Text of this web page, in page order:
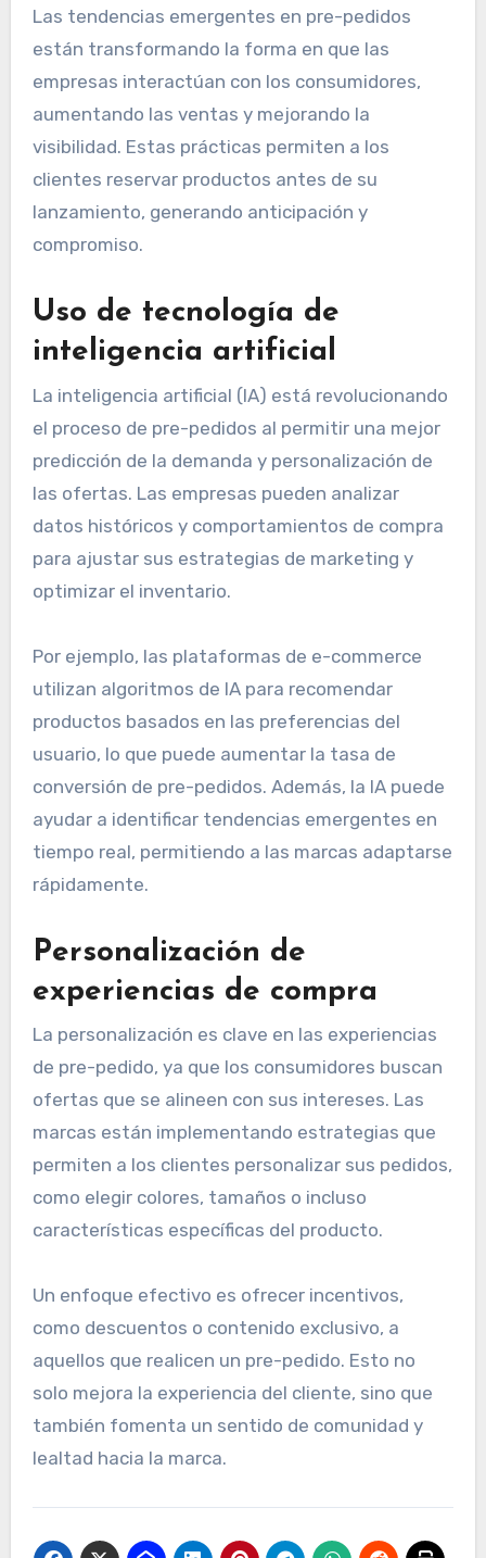
Las tendencias emergentes en pre-pedidos
están transformando la forma en que las
empresas interactúan con los consumidores,
aumentando las ventas y mejorando la
visibilidad. Estas prácticas permiten a los
clientes reservar productos antes de su
lanzamiento, generando anticipación y
compromiso.
Uso de tecnología de
inteligencia artificial
La inteligencia artificial (IA) está revolucionando
el proceso de pre-pedidos al permitir una mejor
predicción de la demanda y personalización de
las ofertas. Las empresas pueden analizar
datos históricos y comportamientos de compra
para ajustar sus estrategias de marketing y
optimizar el inventario.
Por ejemplo, las plataformas de e-commerce
utilizan algoritmos de IA para recomendar
productos basados en las preferencias del
usuario, lo que puede aumentar la tasa de
conversión de pre-pedidos. Además, la IA puede
ayudar a identificar tendencias emergentes en
tiempo real, permitiendo a las marcas adaptarse
rápidamente.
Personalización de
experiencias de compra
La personalización es clave en las experiencias
de pre-pedido, ya que los consumidores buscan
ofertas que se alineen con sus intereses. Las
marcas están implementando estrategias que
permiten a los clientes personalizar sus pedidos,
como elegir colores, tamaños o incluso
características específicas del producto.
Un enfoque efectivo es ofrecer incentivos,
como descuentos o contenido exclusivo, a
aquellos que realicen un pre-pedido. Esto no
solo mejora la experiencia del cliente, sino que
también fomenta un sentido de comunidad y
lealtad hacia la marca.